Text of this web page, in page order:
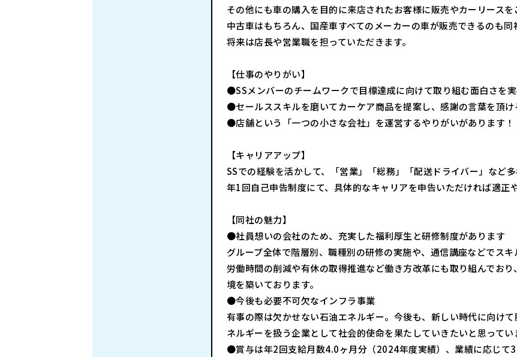
その他にも車の購入を目的に来店されたお客様に販売やカーリースを
中古車はもちろん、国産車すべてのメーカーの車が販売できるのも同
将来は店長や営業職を担っていただきます。
【仕事のやりがい】
●SSメンバーのチームワークで目標達成に向けて取り組む面白さを実
●セールススキルを磨いてカーケア商品を提案し、感謝の言葉を頂け
●店舗という「一つの小さな会社」を運営するやりがいがあります！
【キャリアアップ】
SSでの経験を活かして、「営業」「総務」「配送ドライバー」など多
年1回自己申告制度にて、具体的なキャリアを申告いただければ適正
【同社の魅力】
●社員想いの会社のため、充実した福利厚生と研修制度があります
グループ全体で階層別、職種別の研修の実施や、通信講座などでスキ
労働時間の削減や有休の取得推進など働き方改革にも取り組んでお
境を築いております。
●今後も必要不可欠なインフラ事業
有事の際は欠かせない石油エネルギー。今後も、新しい時代に向け
ネルギーを扱う企業として社会的使命を果たしていきたいと思ってい
●賞与は年2回支給月数4.0ヶ月分（2024年度実績）、業績に応じて